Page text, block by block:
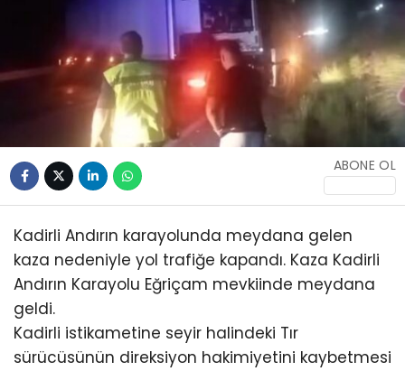
WhatsApp
İhbar Hattı
ABONE OL
Kadirli Andırın karayolunda meydana gelen
kaza nedeniyle yol trafiğe kapandı. Kaza Kadirli
Andırın Karayolu Eğriçam mevkiinde meydana
geldi.
Kadirli istikametine seyir halindeki Tır
sürücüsünün direksiyon hakimiyetini kaybetmesi